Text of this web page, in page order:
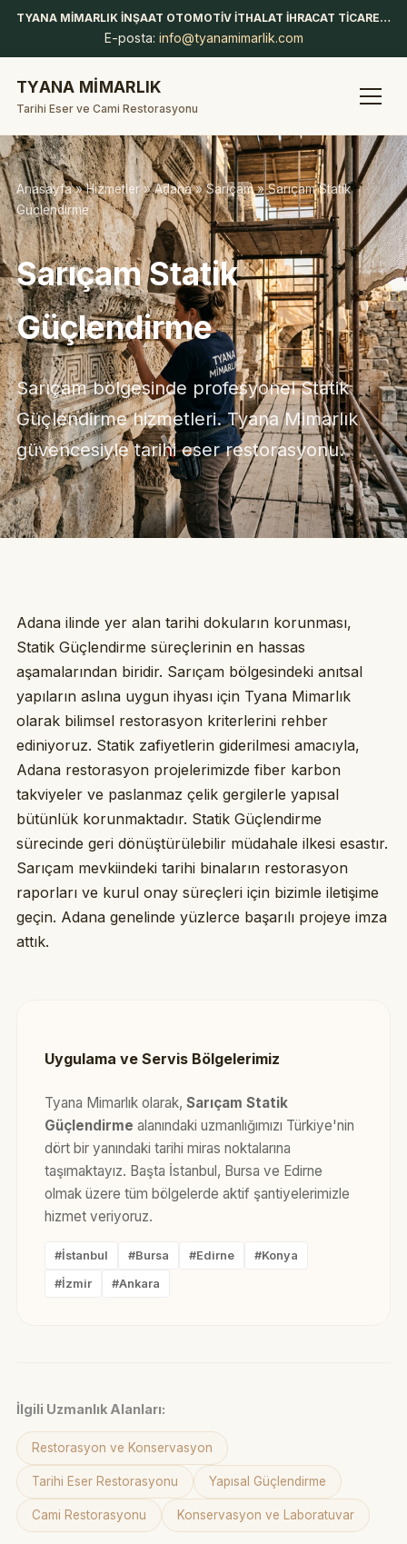
TYANA MİMARLIK İNŞAAT OTOMOTİV İTHALAT İHRACAT TİCARET LİMİTED ŞİRKETİ
E-posta: info@tyanamimarlik.com
TYANA MİMARLIK
Tarihi Eser ve Cami Restorasyonu
Anasayfa»Hizmetler»Adana»Sarıçam» Sarıçam Statik
Güçlendirme
Sarıçam Statik
Güçlendirme
Sarıçam bölgesinde profesyonel Statik
Güçlendirme hizmetleri. Tyana Mimarlık
güvencesiyle tarihi eser restorasyonu.
Adana ilinde yer alan tarihi dokuların korunması,
Statik Güçlendirme süreçlerinin en hassas
aşamalarından biridir. Sarıçam bölgesindeki anıtsal
yapıların aslına uygun ihyası için Tyana Mimarlık
olarak bilimsel restorasyon kriterlerini rehber
ediniyoruz. Statik zafiyetlerin giderilmesi amacıyla,
Adana restorasyon projelerimizde fiber karbon
takviyeler ve paslanmaz çelik gergilerle yapısal
bütünlük korunmaktadır. Statik Güçlendirme
sürecinde geri dönüştürülebilir müdahale ilkesi esastır.
Sarıçam mevkiindeki tarihi binaların restorasyon
raporları ve kurul onay süreçleri için bizimle iletişime
geçin. Adana genelinde yüzlerce başarılı projeye imza
attık.
Uygulama ve Servis Bölgelerimiz
Tyana Mimarlık olarak, Sarıçam Statik
Güçlendirme alanındaki uzmanlığımızı Türkiye'nin
dört bir yanındaki tarihi miras noktalarına
taşımaktayız. Başta İstanbul, Bursa ve Edirne
olmak üzere tüm bölgelerde aktif şantiyelerimizle
hizmet veriyoruz.
#İstanbul #Bursa #Edirne #Konya
#İzmir #Ankara
İlgili Uzmanlık Alanları:
Restorasyon ve Konservasyon
Tarihi Eser Restorasyonu Yapısal Güçlendirme
Cami Restorasyonu Konservasyon ve Laboratuvar